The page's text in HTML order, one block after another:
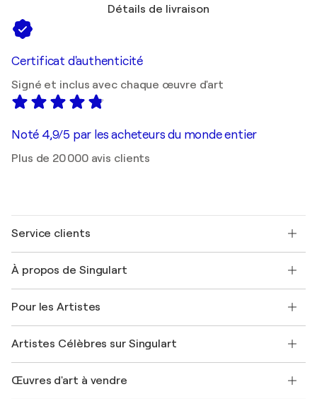
Détails de livraison
Certificat d'authenticité
Signé et inclus avec chaque œuvre d'art
Noté 4,9/5 par les acheteurs du monde entier
Plus de 20 000 avis clients
Service clients
Expédition
Offrir une carte cadeau
Rejoignez notre programme commercial
Mon compte
+33 1 76 44 06 42
À propos de Singulart
FAQ
Magazine Singulart
Emplois
Découvrez une sélection d'art original
Pour les Artistes
Se connecter en tant qu'Artiste
Artistes Célèbres sur Singulart
Marc Chagall
Œuvres d'art à vendre